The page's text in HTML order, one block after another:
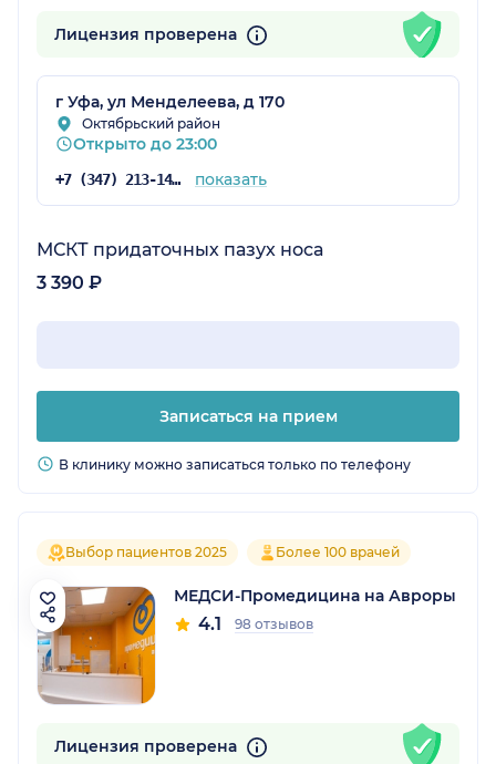
Лицензия проверена
г Уфа, ул Менделеева, д 170
Октябрьский район
Открыто до 23:00
+7 (347) 213-14-31 показать
МСКТ придаточных пазух носа
3 390 ₽
Записаться на прием
В клинику можно записаться только по телефону
Выбор пациентов 2025 Более 100 врачей
МЕДСИ-Промедицина на Авроры
4.1 98 отзывов
Лицензия проверена